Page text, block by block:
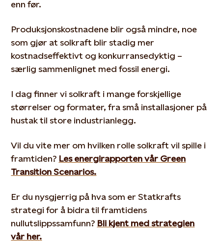
enn før.
Produksjonskostnadene blir også mindre, noe
som gjør at solkraft blir stadig mer
kostnadseffektivt og konkurransedyktig –
særlig sammenlignet med fossil energi.
I dag finner vi solkraft i mange forskjellige
størrelser og formater, fra små installasjoner på
hustak til store industrianlegg.
Vil du vite mer om hvilken rolle solkraft vil spille i
framtiden? Les energirapporten vår Green
Transition Scenarios.
Er du nysgjerrig på hva som er Statkrafts
strategi for å bidra til framtidens
nullutslippssamfunn? Bli kjent med strategien
vår her.